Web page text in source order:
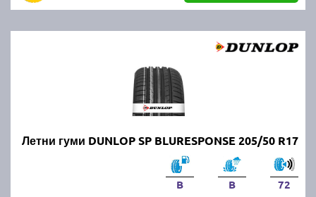
Летни гуми DUNLOP SP BLURESPONSE 205/50 R17
B B 72